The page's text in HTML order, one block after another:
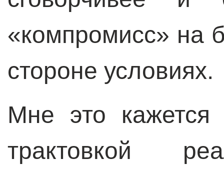
«компромисс» на
стороне условиях.
Мне это кажется
трактовкой